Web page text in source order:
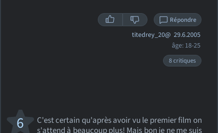
Répondre
titedrey_20@ 29.6.2005
âge: 18-25
8 critiques
C'est certain qu'après avoir vu le premier film on
s'attend à beaucoup plus! Mais bon je ne me suis
6